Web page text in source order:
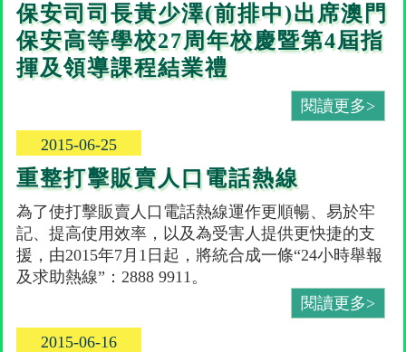
保安司司長黃少澤(前排中)出席澳門
保安高等學校27周年校慶暨第4屆指
揮及領導課程結業禮
閱讀更多>
2015-06-25
重整打擊販賣人口電話熱線
為了使打擊販賣人口電話熱線運作更順暢、易於牢
記、提高使用效率，以及為受害人提供更快捷的支
援，由2015年7月1日起，將統合成一條“24小時舉報
及求助熱線”：2888 9911。
閱讀更多>
2015-06-16